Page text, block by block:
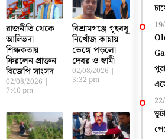
রাজনীতি থেকে
আল্ভিদা
শিক্ষকতায়
ফিরলেন প্রাক্তন
বিজেপি সাংসদ
02/08/2026
7:40 pm
বিশ্রামগঞ্জে গৃহবধূ
নিখোঁজ কান্নায়
ভেঙ্গে পড়লো
দেবর ও স্বামী
02/08/2026
3:32 pm